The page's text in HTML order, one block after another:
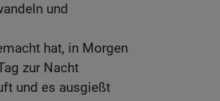
und
hat, in Morgen
zur Nacht
und es ausgießt